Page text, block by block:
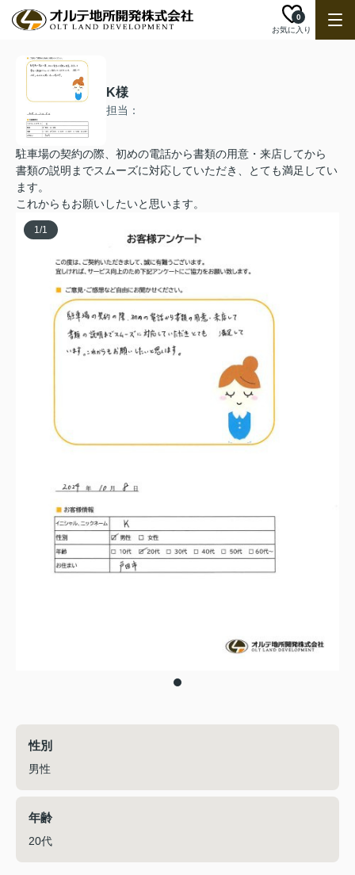
お気に入り
0
K様
担当：
駐車場の契約の際、初めの電話から書類の用意・来店してから
書類の説明までスムーズに対応していただき、とても満足してい
ます。
これからもお願いしたいと思います。
1/1
性別
男性
年齢
20代